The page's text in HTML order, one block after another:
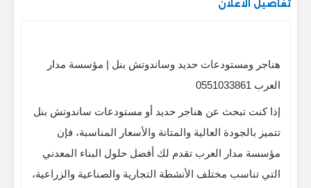
تفاصيل الاعلان
هناجر ومستودعات حديد وساندوتش بنل | مؤسسة مدار
العرب 0551033861
إذا كنت تبحث عن هناجر حديد أو مستودعات ساندوتش بنل
تتميز بالجودة العالية والمتانة والأسعار المناسبة، فإن
مؤسسة مدار العرب تقدم لك أفضل حلول البناء المعدني
التي تناسب مختلف الأنشطة التجارية والصناعية والزراعية،